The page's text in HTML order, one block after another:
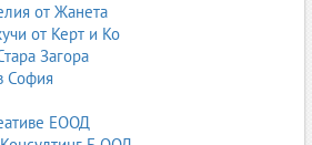
от Жанета
от Керт и Ко
Загора
София
ЕООД